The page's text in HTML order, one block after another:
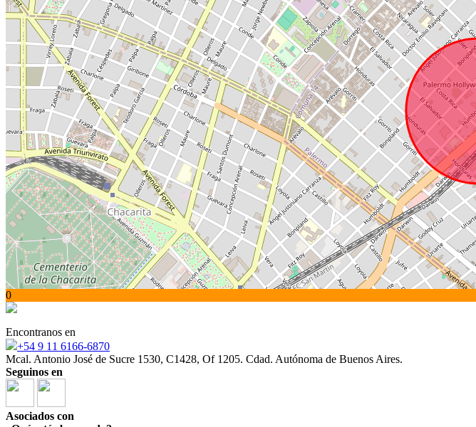
0
Encontranos en
+54 9 11 6166-6870
Mcal. Antonio José de Sucre 1530, C1428, Of 1205. Cdad. Autónoma de Buenos Aires.
Seguinos en
Asociados con